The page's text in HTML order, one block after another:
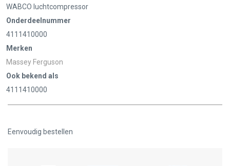
WABCO luchtcompressor
Onderdeelnummer
4111410000
Merken
Massey Ferguson
Ook bekend als
4111410000
Eenvoudig bestellen